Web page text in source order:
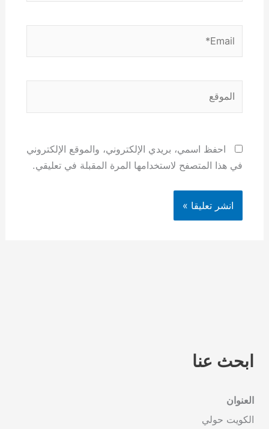
احفظ اسمي، بريدي الإلكتروني، والموقع الإلكتروني
في هذا المتصفح لاستخدامها المرة المقبلة في تعليقي.
ابحث عنا
العنوان
الكويت حولي